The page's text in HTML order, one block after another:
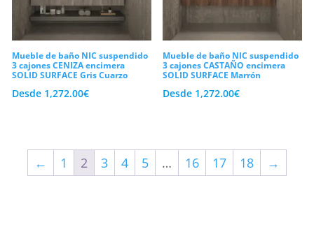
Mueble de baño NIC suspendido
3 cajones CENIZA encimera
SOLID SURFACE Gris Cuarzo
Desde 1,272.00€
Mueble de baño NIC suspendido
3 cajones CASTAÑO encimera
SOLID SURFACE Marrón
Desde 1,272.00€
← 1 2 3 4 5 … 16 17 18 →